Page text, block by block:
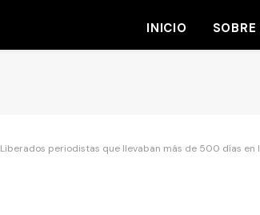
INICIO
Liberados periodistas que llevaban más de 500 días en